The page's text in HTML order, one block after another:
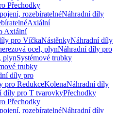
Přechodky
rozebíratelnéNáhradní díly
Axiální
Axiální
pro VíčkaNástěnkyNáhradní díly
ocel, plynNáhradní díly pro
plynSystémové trubky
trubky
díly pro
pro RedukceKolenaNáhradní díly
díly pro T tvarovkyPřechodky
Přechodky
rozebíratelnéNáhradní díly